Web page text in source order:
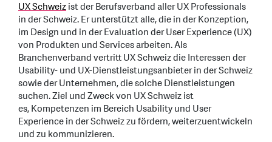
UX Schweizist der Berufsverband aller UX Professionals
in der Schweiz. Er unterstützt alle, die in der Konzeption,
im Design und in der Evaluation der User Experience (UX)
von Produkten und Services arbeiten. Als
Branchenverband vertritt UX Schweiz die Interessen der
Usability- und UX-Dienstleistungsanbieter in der Schweiz
sowie der Unternehmen, die solche Dienstleistungen
suchen. Ziel und Zweck von UX Schweiz ist
es, Kompetenzen im Bereich Usability und User
Experience in der Schweiz zu fördern, weiterzuentwickeln
und zu kommunizieren.